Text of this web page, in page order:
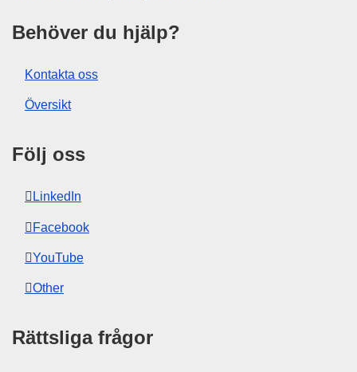
Behöver du hjälp?
Kontakta oss
Översikt
Följ oss
LinkedIn
Facebook
YouTube
Other
Rättsliga frågor